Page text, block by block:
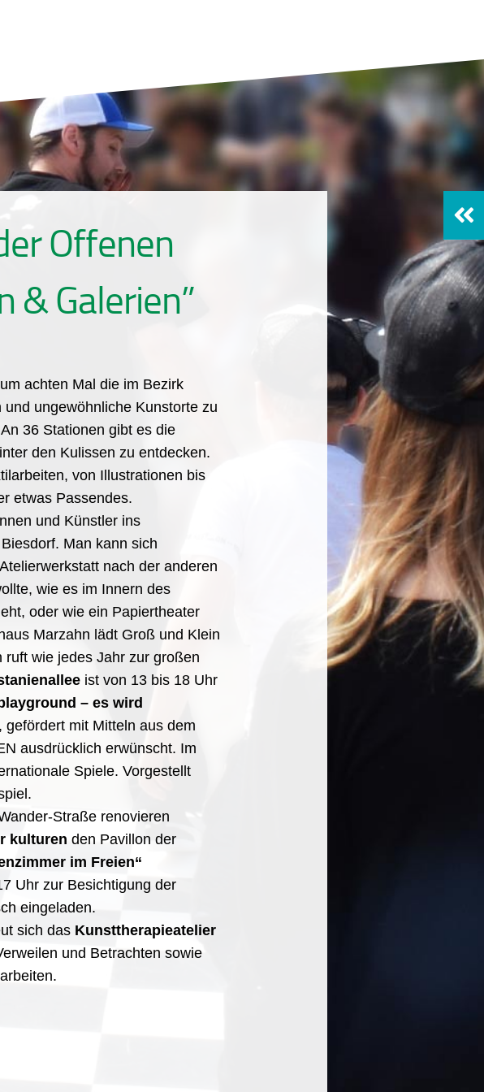
Offenen
& Galerien”
achten Mal die im Bezirk
ungewöhnliche Kunstorte zu
36 Stationen gibt es die
den Kulissen zu entdecken.
von Illustrationen bis
etwas Passendes.
und Künstler ins
Man kann sich
nach der anderen
wie es im Innern des
oder wie ein Papiertheater
Marzahn lädt Groß und Klein
wie jedes Jahr zur großen
ist von 13 bis 18 Uhr
– es wird
mit Mitteln aus dem
ausdrücklich erwünscht. Im
Spiele. Vorgestellt
Straße renovieren
kulturen den Pavillon der
im Freien“
Uhr zur Besichtigung der
eingeladen.
sich das Kunsttherapieatelier
und Betrachten sowie